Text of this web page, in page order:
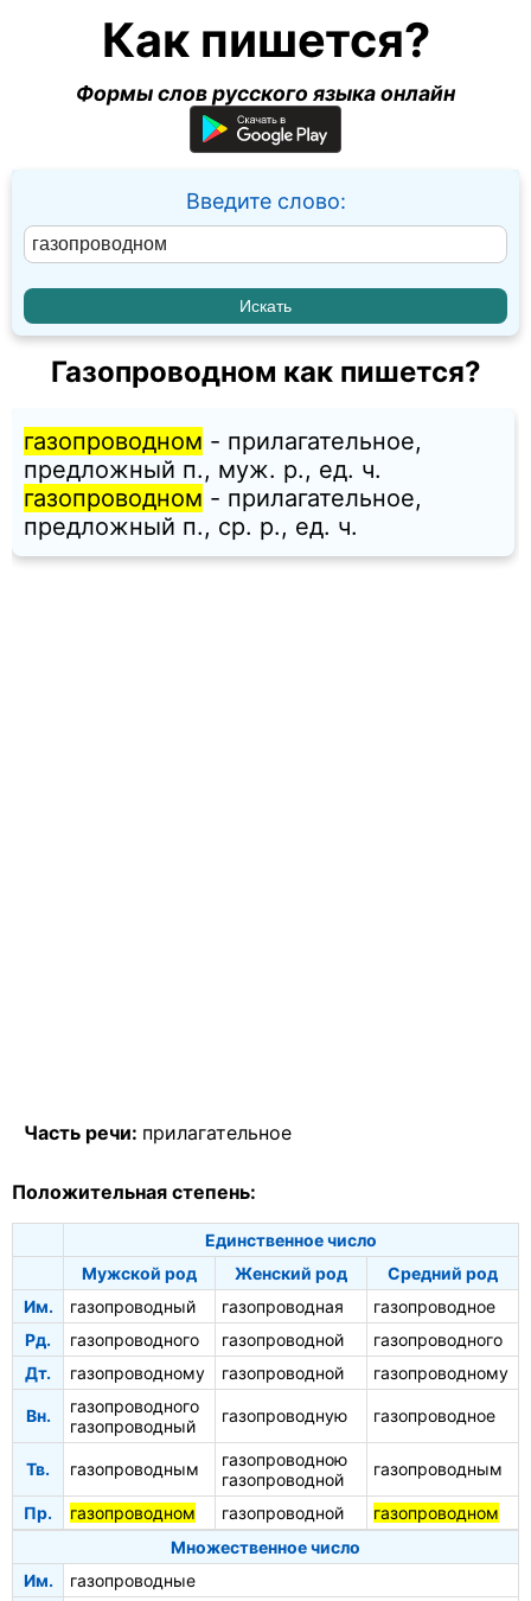
Как пишется?
Формы слов русского языка онлайн
Введите слово:
Газопроводном как пишется?
газопроводном - прилагательное,
предложный п., муж. p., ед. ч.
газопроводном - прилагательное,
предложный п., ср. p., ед. ч.
Часть речи: прилагательное
Положительная степень:
Единственное число
Мужской род
Женский род
Средний род
Им.
газопроводный газопроводная
газопроводное
Рд.
газопроводного газопроводной
газопроводного
Дт.
газопроводному газопроводной газопроводному
Вн.
газопроводного
газопроводный
газопроводную газопроводное
Тв. газопроводным
газопроводною
газопроводной
газопроводным
Пр. газопроводном газопроводной
газопроводном
Множественное число
Им.
газопроводные